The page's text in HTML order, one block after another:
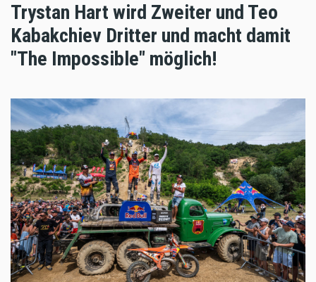
Trystan Hart wird Zweiter und Teo
Kabakchiev Dritter und macht damit
"The Impossible" möglich!